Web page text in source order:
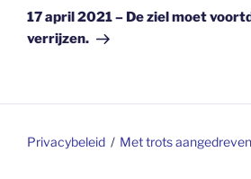
bericht
17 april 2021 – De ziel moet
verrijzen.
Privacybeleid Met trots